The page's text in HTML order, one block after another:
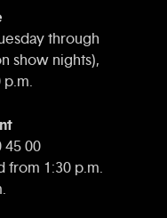
through
show nights),
p.m.
45 00
from 1:30 p.m.